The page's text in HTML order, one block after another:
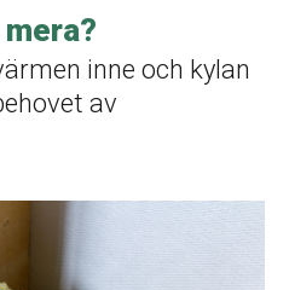
inne och kylan
av